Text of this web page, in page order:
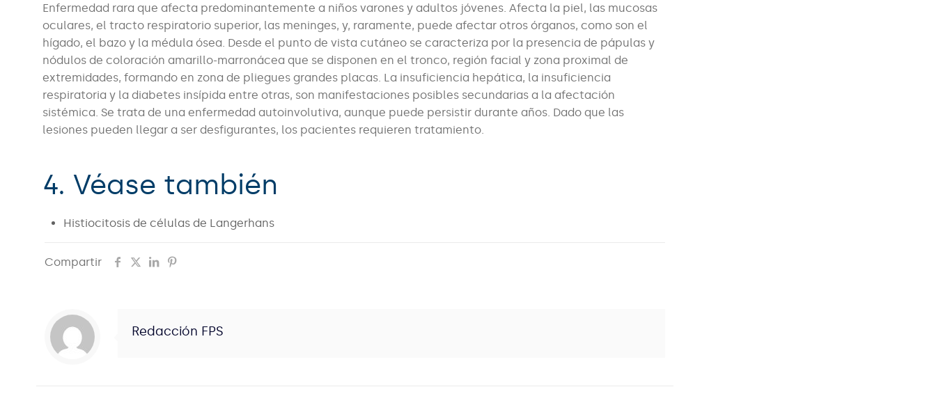
Enfermedad rara que afecta predominantemente a niños varones y adultos jóvenes. Afecta la piel, las mucosas
oculares, el tracto respiratorio superior, las meninges, y, raramente, puede afectar otros órganos, como son el
hígado, el bazo y la médula ósea. Desde el punto de vista cutáneo se caracteriza por la presencia de pápulas y
nódulos de coloración amarillo-marronácea que se disponen en el tronco, región facial y zona proximal de
extremidades, formando en zona de pliegues grandes placas. La insuficiencia hepática, la insuficiencia
respiratoria y la diabetes insípida entre otras, son manifestaciones posibles secundarias a la afectación
sistémica. Se trata de una enfermedad autoinvolutiva, aunque puede persistir durante años. Dado que las
lesiones pueden llegar a ser desfigurantes, los pacientes requieren tratamiento.
4. Véase también
Histiocitosis de células de Langerhans
Compartir
Redacción FPS